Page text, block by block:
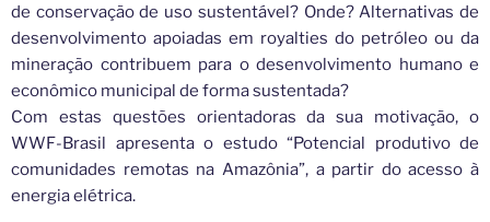
de conservação de uso sustentável? Onde? Alternativas de
desenvolvimento apoiadas em royalties do petróleo ou da
mineração contribuem para o desenvolvimento humano e
econômico municipal de forma sustentada?
Com estas questões orientadoras da sua motivação, o
WWF-Brasil apresenta o estudo “Potencial produtivo de
comunidades remotas na Amazônia”, a partir do acesso à
energia elétrica.